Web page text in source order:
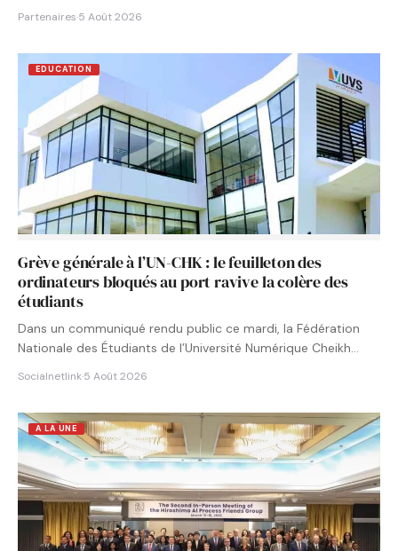
Partenaires·5 Août 2026
EDUCATION
Grève générale à l’UN-CHK : le feuilleton des
ordinateurs bloqués au port ravive la colère des
étudiants
Dans un communiqué rendu public ce mardi, la Fédération
Nationale des Étudiants de l’Université Numérique Cheikh
Socialnetlink·5 Août 2026
A LA UNE